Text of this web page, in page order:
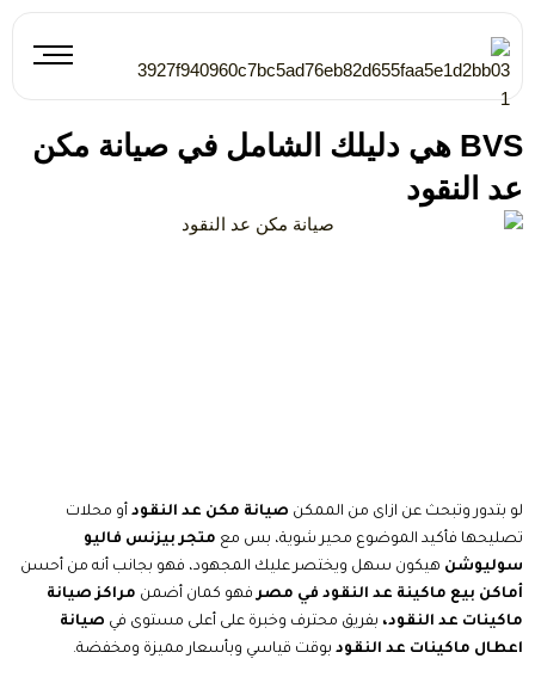
المحتوى
BVS هي دليلك الشامل في صيانة مكن
عد النقود
لو بتدور وتبحث عن ازاى من الممكن صيانة مكن عد النقود أو محلات
تصليحها فأكيد الموضوع محير شوية، بس مع متجر بيزنس فاليو
سوليوشن هيكون سهل ويختصر عليك المجهود، فهو بجانب أنه من أحسن
أماكن بيع ماكينة عد النقود في مصرفهو كمان أضمن مراكز صيانة
ماكينات عد النقود، بفريق محترف وخبرة على أعلى مستوى في صيانة
اعطال ماكينات عد النقود بوقت قياسي وبأسعار مميزة ومخفضة.